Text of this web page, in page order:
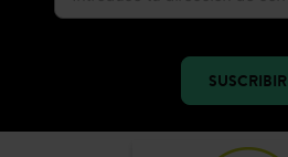
SUSCRIBIR